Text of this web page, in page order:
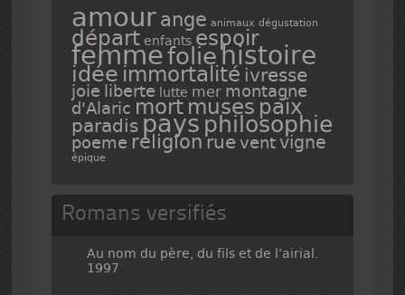
amour ange animaux dégustation
départ enfants espoir
femmefoliehistoire
idée immortalité ivresse
joie liberte lutte mer montagne
d'Alaric mort muses paix
paradis pays philosophie
poeme religion rue vent vigne
épique
Romans versifiés
Au nom du père, du fils et de l’airial.
1997